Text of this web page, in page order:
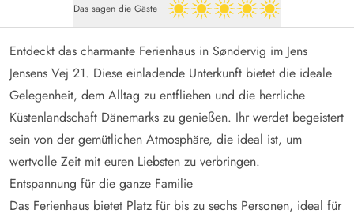
Das sagen die Gäste 5 von 5
Entdeckt das charmante Ferienhaus in Søndervig im Jens
Jensens Vej 21. Diese einladende Unterkunft bietet die ideale
Gelegenheit, dem Alltag zu entfliehen und die herrliche
Küstenlandschaft Dänemarks zu genießen. Ihr werdet begeistert
sein von der gemütlichen Atmosphäre, die ideal ist, um
wertvolle Zeit mit euren Liebsten zu verbringen.
Entspannung für die ganze Familie
Das Ferienhaus bietet Platz für bis zu sechs Personen, ideal für